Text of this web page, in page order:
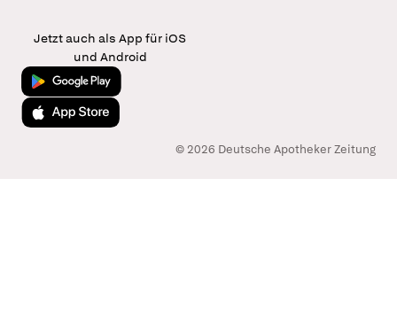
Jetzt auch als App für iOS
und Android
Jetzt bei Google Play
Laden im App Store
© 2026 Deutsche Apotheker Zeitung